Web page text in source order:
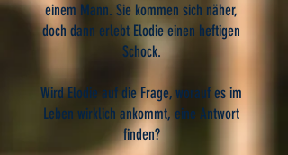
einem Mann. Sie kommen sich näher,
doch dann erlebt Elodie einen heftigen
Schock.
Wird Elodie auf die Frage, worauf es im
Leben wirklich ankommt, eine Antwort
finden?